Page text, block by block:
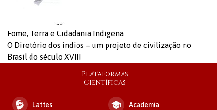
Fome, Terra e Cidadania Indígena
O Diretório dos índios – um projeto de civilização no
Brasil do século XVIII
Plataformas
Científicas
Lattes Academia